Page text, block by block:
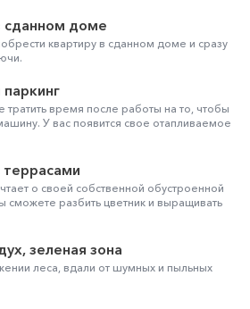
сданном доме
квартиру в сданном доме и сразу
тратить время после работы на то, чтобы
У вас появится свое отапливаемое
о своей собственной обустроенной
сможете разбить цветник и выращивать
зеленая зона
леса, вдали от шумных и пыльных